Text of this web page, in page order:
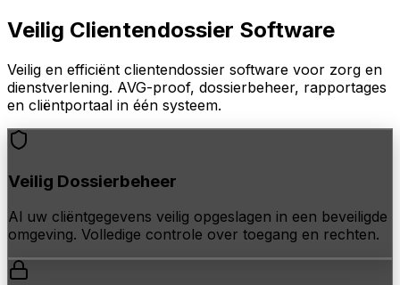
Veilig Clientendossier Software
Veilig en efficiënt clientendossier software voor zorg en
dienstverlening. AVG-proof, dossierbeheer, rapportages
en cliëntportaal in één systeem.
Veilig Dossierbeheer
Al uw cliëntgegevens veilig opgeslagen in een beveiligde
omgeving. Volledige controle over toegang en rechten.